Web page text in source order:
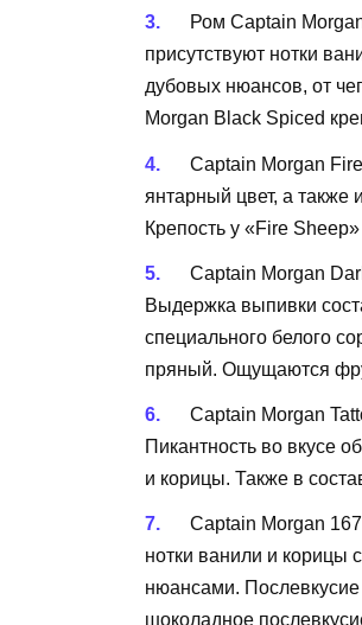
Ром Captain
присутствуют нотки
дубовых нюансов, от
Morgan Black Spiced
Captain Morgan
янтарный цвет, а также
Крепость у «Fire
Captain Morgan
Выдержка выпивки
специального белого
пряный. Ощущаются
Captain Morgan
Пикантность во вкусе
и корицы. Также в
Captain Morgan
нотки ванили и
нюансами. Послевкусие
шоколадное